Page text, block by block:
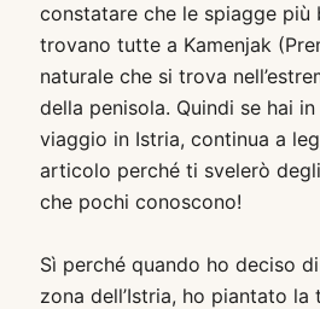
constatare che le spiagge più
trovano tutte a Kamenjak
naturale che si trova
della penisola. Quindi se hai
viaggio in Istria, continua a
articolo perché ti svelerò
che pochi conoscono!
Sì perché quando ho deciso
zona dell’Istria, ho piantato la